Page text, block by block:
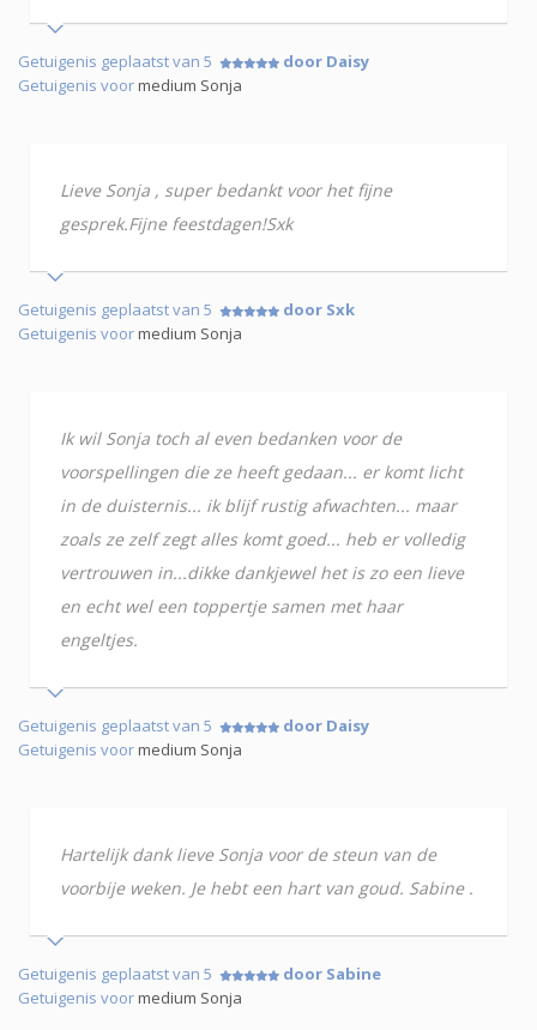
Getuigenis geplaatst van 5
door Daisy
Getuigenis voormedium Sonja
Lieve Sonja , super bedankt voor het fijne
gesprek.Fijne feestdagen!Sxk
Getuigenis geplaatst van 5
door Sxk
Getuigenis voormedium Sonja
Ik wil Sonja toch al even bedanken voor de
voorspellingen die ze heeft gedaan... er komt licht
in de duisternis... ik blijf rustig afwachten... maar
zoals ze zelf zegt alles komt goed... heb er volledig
vertrouwen in...dikke dankjewel het is zo een lieve
en echt wel een toppertje samen met haar
engeltjes.
Getuigenis geplaatst van 5
door Daisy
Getuigenis voormedium Sonja
Hartelijk dank lieve Sonja voor de steun van de
voorbije weken. Je hebt een hart van goud. Sabine .
Getuigenis geplaatst van 5
door Sabine
Getuigenis voormedium Sonja